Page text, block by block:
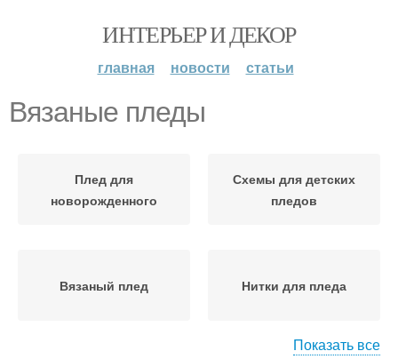
ИНТЕРЬЕР И ДЕКОР
главная новости статьи
Вязаные пледы
Плед для
новорожденного
Схемы для детских
пледов
Вязаный плед Нитки для пледа
Показать все